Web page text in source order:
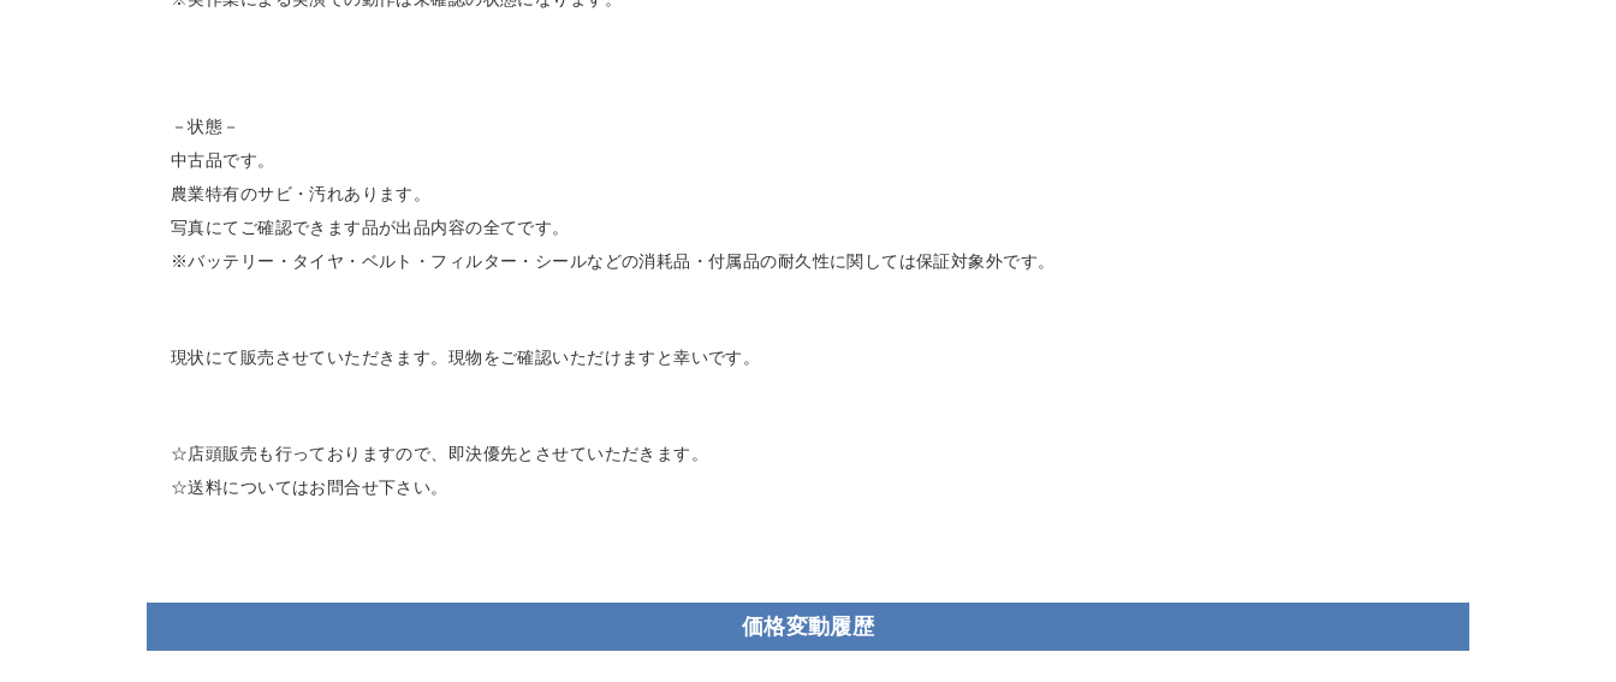
－状態－
中古品です。
農業特有のサビ・汚れあります。
写真にてご確認できます品が出品内容の全てです。
※バッテリー・タイヤ・ベルト・フィルター・シールなどの消耗品・付属品の耐久性に関しては保証対象外です。
現状にて販売させていただきます。現物をご確認いただけますと幸いです。
☆店頭販売も行っておりますので、即決優先とさせていただきます。
☆送料についてはお問合せ下さい。
価格変動履歴